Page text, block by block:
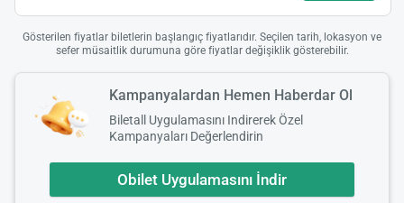
Gösterilen fiyatlar biletlerin başlangıç fiyatlarıdır. Seçilen tarih, lokasyon ve
sefer müsaitlik durumuna göre fiyatlar değişiklik gösterebilir.
Kampanyalardan Hemen Haberdar Ol
Biletall Uygulamasını Indirerek Özel
Kampanyaları Değerlendirin
Obilet Uygulamasını İndir